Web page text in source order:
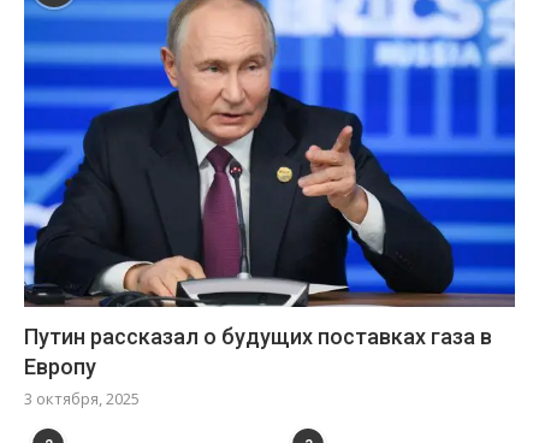
Путин рассказал о будущих поставках газа в
Европу
3 октября, 2025